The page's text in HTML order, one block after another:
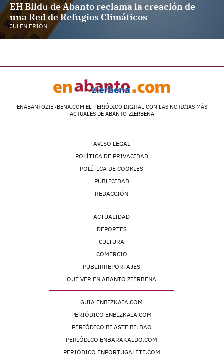
EH Bildu de Abanto reclama la creación de
una Red de Refugios Climáticos
JULEN FRIÓN
ENABANTOZIERBENA.COM EL PERIÓDICO DIGITAL CON LAS NOTICIAS MÁS
ACTUALES DE ABANTO-ZIERBENA
AVISO LEGAL
POLÍTICA DE PRIVACIDAD
POLÍTICA DE COOKIES
PUBLICIDAD
REDACCIÓN
ACTUALIDAD
DEPORTES
CULTURA
COMERCIO
PUBLIRREPORTAJES
QUÉ VER EN ABANTO ZIERBENA
GUIA ENBIZKAIA.COM
PERIÓDICO ENBIZKAIA.COM
PERIÓDICO BI ASTE BILBAO
PERIÓDICO ENBARAKALDO.COM
PERIÓDICO ENPORTUGALETE.COM